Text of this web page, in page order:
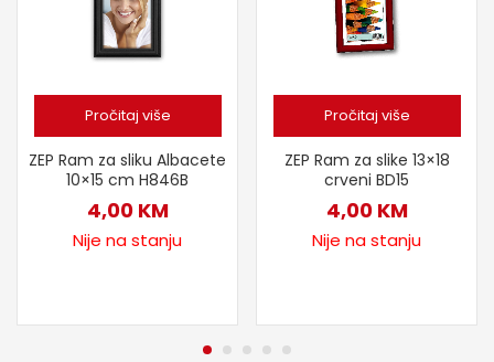
Pročitaj više
ZEP Ram za sliku Albacete
10×15 cm H846B
4,00 KM
Nije na stanju
Pročitaj više
ZEP Ram za slike 13×18
crveni BD15
4,00 KM
Nije na stanju